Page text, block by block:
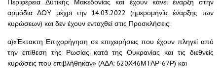
Περιφέρεια Δυτικής Μακεδονίας και έχουν κάνει έναρξη στην
αρμόδια ΔΟΥ μέχρι την 14.03.2022 (ημερομηνία έναρξης των
κυρώσεων) και δεν έχουν ενταχθεί στις Προσκλήσεις:
α)«Έκτακτη Επιχορήγηση σε επιχειρήσεις που έχουν πληγεί από
την επίθεση της Ρωσίας κατά της Ουκρανίας και τις διεθνείς
κυρώσεις που επιβλήθηκαν» (ΑΔΑ: 620Χ46ΜΤΛΡ-67Ρ) και